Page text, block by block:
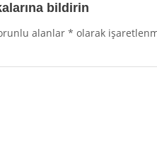
bildirin
alanlar * olarak